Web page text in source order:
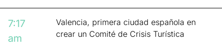
7:17
am
Valencia, primera ciudad española en
crear un Comité de Crisis Turística